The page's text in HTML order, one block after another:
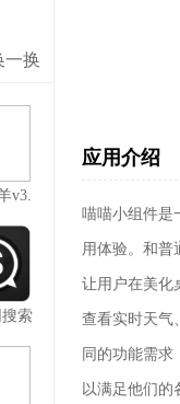
一换
v3.1
安卓版
索
应用介绍
喵喵小组件是
用体验。和普
让用户在美化
查看实时天气
同的功能需
以满足他们的